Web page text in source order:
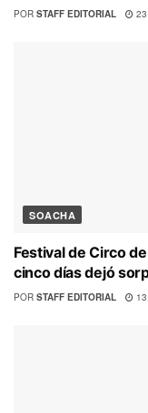
POR STAFF EDITORIAL
SOACHA
Festival de Circo
cinco días dejó
POR STAFF EDITORIAL